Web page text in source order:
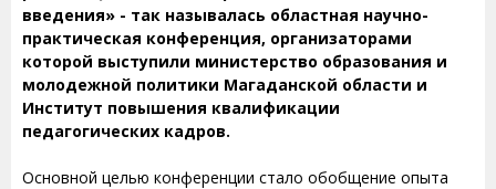
введения» - так называлась областная научно-
практическая конференция, организаторами
которой выступили министерство образования и
молодежной политики Магаданской области и
Институт повышения квалификации
педагогических кадров.
Основной целью конференции стало обобщение опыта